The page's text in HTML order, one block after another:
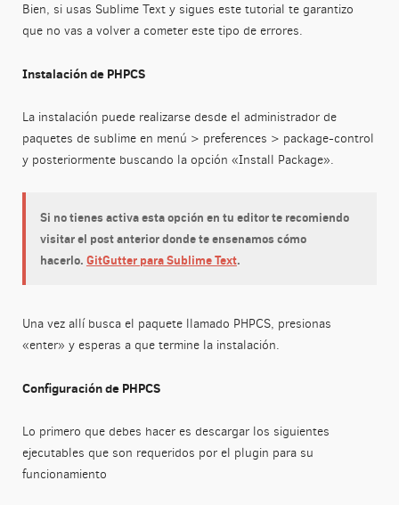
Bien, si usas Sublime Text y sigues este tutorial te garantizo
que no vas a volver a cometer este tipo de errores.
Instalación de PHPCS
La instalación puede realizarse desde el administrador de
paquetes de sublime en menú > preferences > package-control
y posteriormente buscando la opción «Install Package».
Si no tienes activa esta opción en tu editor te recomiendo
visitar el post anterior donde te ensenamos cómo
hacerlo. GitGutter para Sublime Text.
Una vez allí busca el paquete llamado PHPCS, presionas
«enter» y esperas a que termine la instalación.
Configuración de PHPCS
Lo primero que debes hacer es descargar los siguientes
ejecutables que son requeridos por el plugin para su
funcionamiento